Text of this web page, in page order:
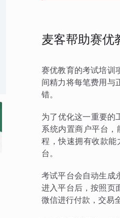
麦客帮助赛优
赛优教育的考试培训
间精力将每笔费用与
错。
为了优化这一重要的
系统内置商户平台
程，快速拥有收款
台。
考试平台会自动生成
进入平台后，按照页
微信进行付款，交易